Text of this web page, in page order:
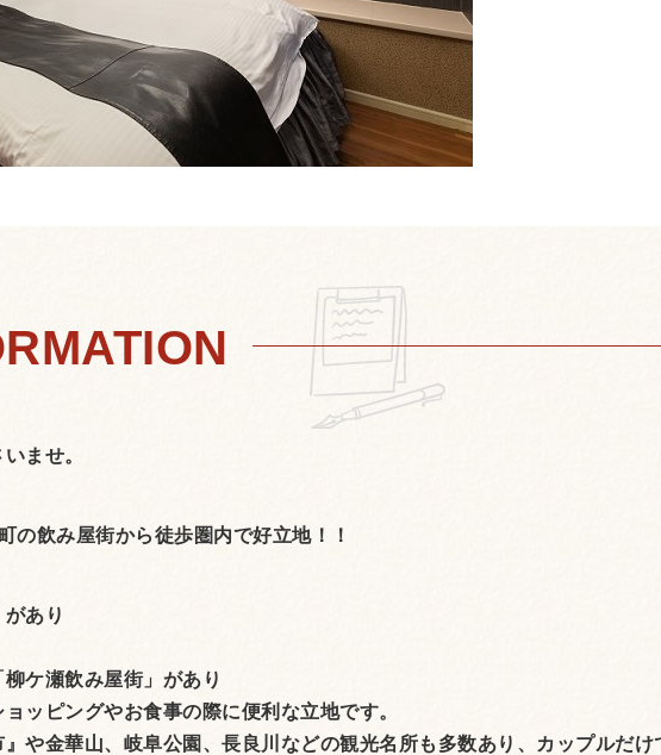
ませ。
の飲み屋街から徒歩圏内で好立地！！
あり
ケ瀬飲み屋街」があり
ッピングやお食事の際に便利な立地です。
や金華山、岐阜公園、長良川などの観光名所も多数あり、カップルだ